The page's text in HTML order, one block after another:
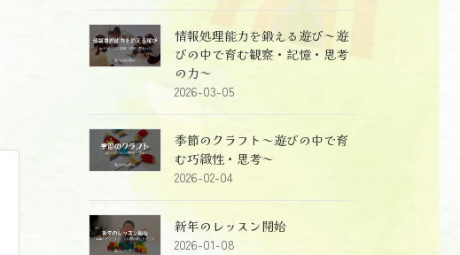
情報処理能力を鍛える遊び～遊
びの中で育む観察・記憶・思考
の力～
2026-03-05
季節のクラフト～遊びの中で育
む巧緻性・思考～
2026-02-04
新年のレッスン開始
2026-01-08